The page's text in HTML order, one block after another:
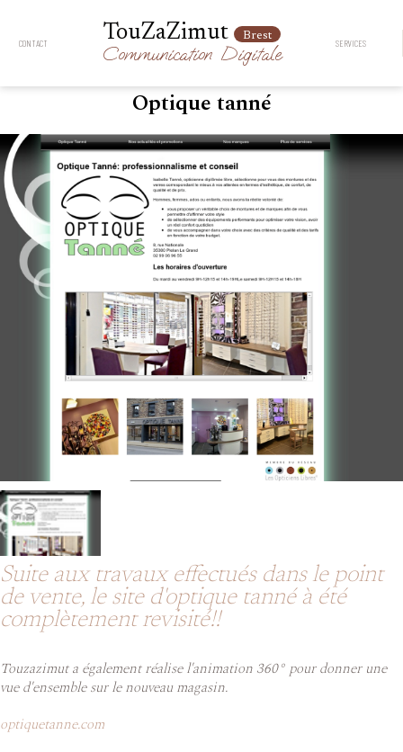
CONTACT TouZaZimut Brest
Communication Digitale SERVICES
Optique tanné
Suite aux travaux effectués dans le point
de vente, le site d'optique tanné à été
complètement revisité!!
Touzazimut a également réalise l'animation 360° pour donner une
vue d'ensemble sur le nouveau magasin.
optiquetanne.com